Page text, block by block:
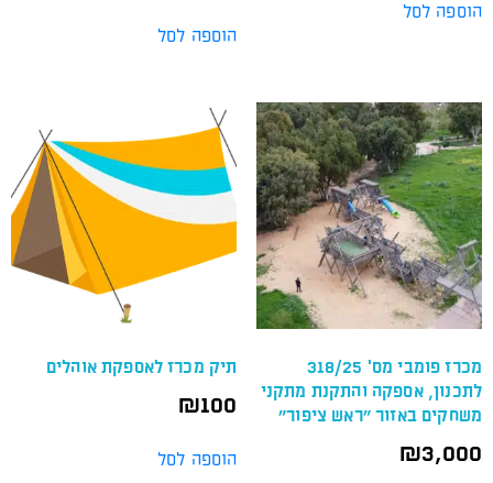
הוספה לסל
הוספה לסל
מכרז פומבי מס' 318/25
לתכנון, אספקה והתקנת מתקני
משחקים באזור "ראש ציפור"
₪3,000
תיק מכרז לאספקת אוהלים
₪100
הוספה לסל